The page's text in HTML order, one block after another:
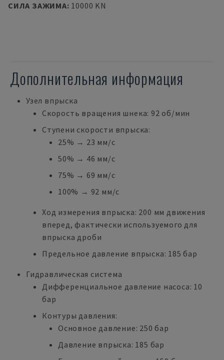
СИЛА ЗАЖИМА: 10000 KN
Дополнительная информация
Узел впрыска
Скорость вращения шнека: 92 об/мин
Ступени скорости впрыска:
25% → 23 мм/с
50% → 46 мм/с
75% → 69 мм/с
100% → 92 мм/с
Ход измерения впрыска: 200 мм движения
вперед, фактически используемого для
впрыска дроби
Предельное давление впрыска: 185 бар
Гидравлическая система
Дифференциальное давление насоса: 10
бар
Контуры давления:
Основное давление: 250 бар
Давление впрыска: 185 бар